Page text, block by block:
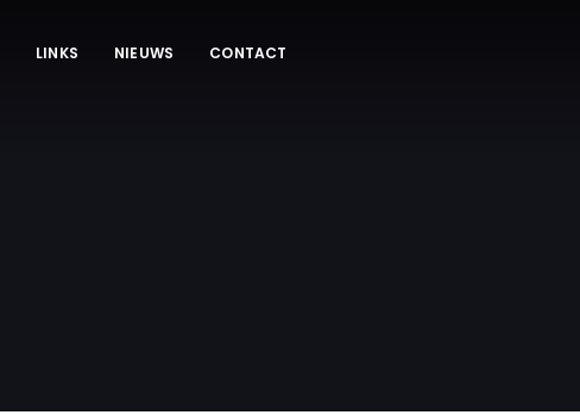
LINKS NIEUWS CONTACT